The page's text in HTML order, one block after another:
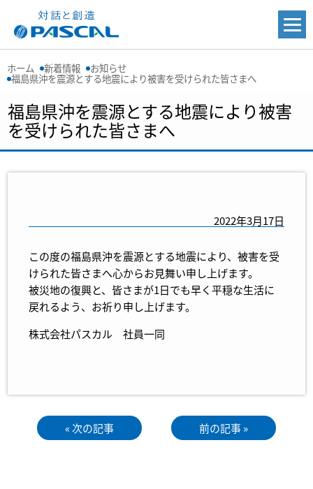
ホーム 新着情報 お知らせ
福島県沖を震源とする地震により被害を受けられた皆さまへ
福島県沖を震源とする地震により被害
を受けられた皆さまへ
2022年3月17日
この度の福島県沖を震源とする地震により、被害を受
けられた皆さまへ心からお見舞い申し上げます。
被災地の復興と、皆さまが1日でも早く平穏な生活に
戻れるよう、お祈り申し上げます。
株式会社パスカル 社員一同
« 次の記事 前の記事 »